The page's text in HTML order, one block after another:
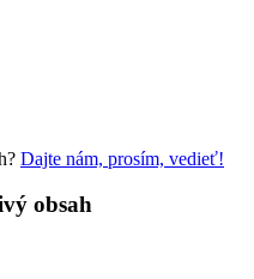
Dajte nám, prosím, vedieť!
obsah